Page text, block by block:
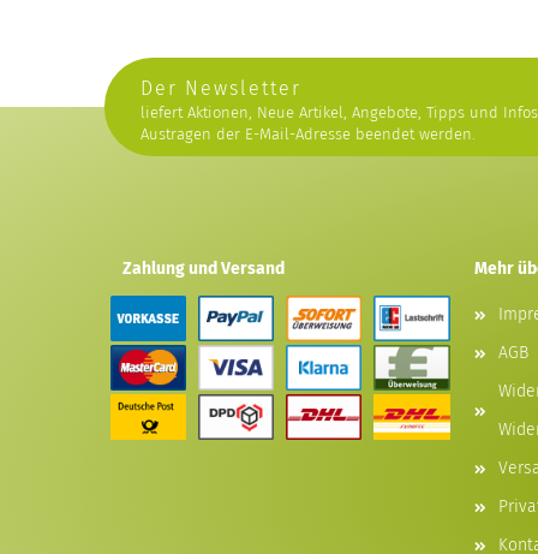
Der Newsletter
liefert Aktionen, Neue Artikel, Angebote, Tipps und
Austragen der E-Mail-Adresse beendet werden.
Zahlung und Versand Mehr
AGB